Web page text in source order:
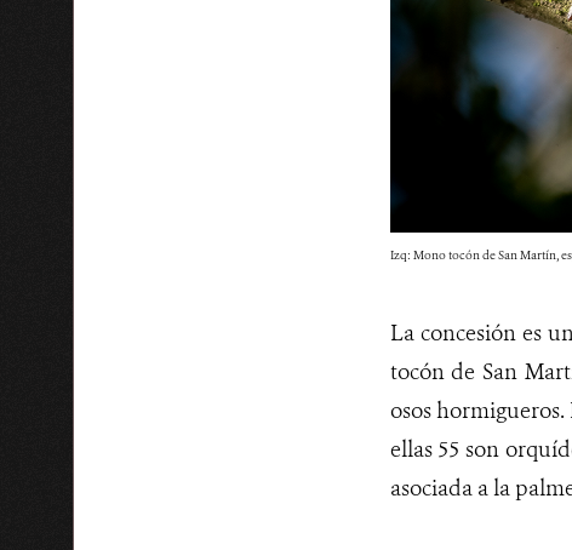
Izq: Mono tocón de San Martín,
La concesión es
tocón de San
osos hormigueros.
ellas 55 son
asociada a la